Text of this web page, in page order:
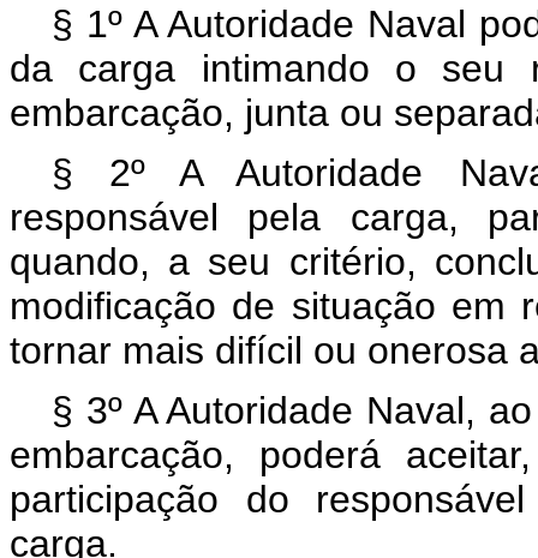
§ 1º A Autoridade Naval
da carga intimando o seu
embarcação, junta ou
§ 2º A Autoridade
responsável pela carga,
quando, a seu critério,
modificação de situação em
tornar mais difícil ou onerosa
§ 3º A Autoridade Naval,
embarcação, poderá
participação do
carga.